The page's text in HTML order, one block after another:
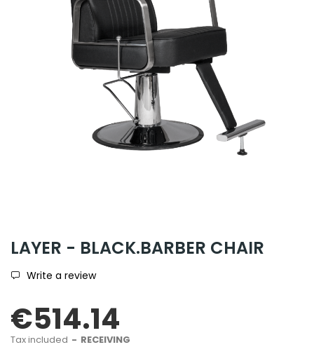
LAYER - BLACK.BARBER CHAIR
Write a review
€514.14
Tax included RECEIVING